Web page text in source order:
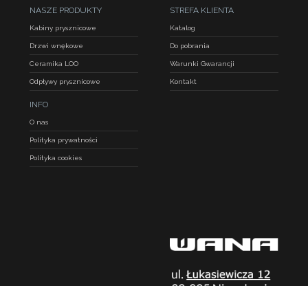
NASZE PRODUKTY
Kabiny prysznicowe
Drzwi wnękowe
Ceramika LOO
Odpływy prysznicowe
STREFA KLIENTA
Katalog
Do pobrania
Warunki Gwarancji
Kontakt
INFO
O nas
Polityka prywatności
Polityka cookies